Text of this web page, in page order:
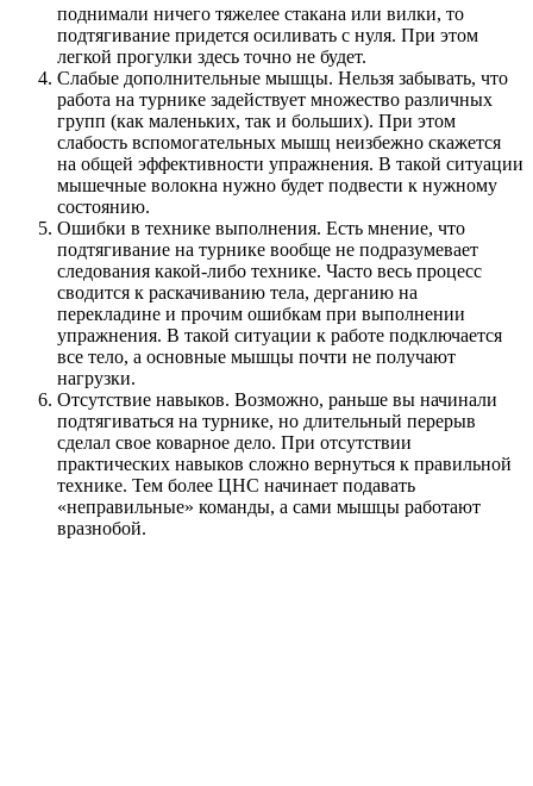
поднимали ничего тяжелее стакана или вилки, то
подтягивание придется осиливать с нуля. При этом
легкой прогулки здесь точно не будет.
Слабые дополнительные мышцы. Нельзя забывать, что
работа на турнике задействует множество различных
групп (как маленьких, так и больших). При этом
слабость вспомогательных мышц неизбежно скажется
на общей эффективности упражнения. В такой ситуации
мышечные волокна нужно будет подвести к нужному
состоянию.
Ошибки в технике выполнения. Есть мнение, что
подтягивание на турнике вообще не подразумевает
следования какой-либо технике. Часто весь процесс
сводится к раскачиванию тела, дерганию на
перекладине и прочим ошибкам при выполнении
упражнения. В такой ситуации к работе подключается
все тело, а основные мышцы почти не получают
нагрузки.
Отсутствие навыков. Возможно, раньше вы начинали
подтягиваться на турнике, но длительный перерыв
сделал свое коварное дело. При отсутствии
практических навыков сложно вернуться к правильной
технике. Тем более ЦНС начинает подавать
«неправильные» команды, а сами мышцы работают
вразнобой.